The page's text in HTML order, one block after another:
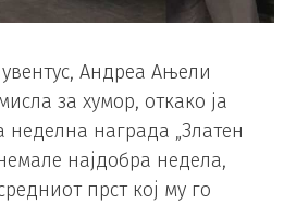
Андреа Ањели
за хумор, откако ја
награда „Златен
најдобра недела,
прст кој му го